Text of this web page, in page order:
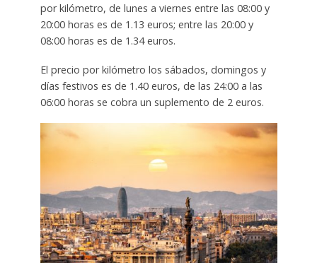
por kilómetro, de lunes a viernes entre las 08:00 y
20:00 horas es de 1.13 euros; entre las 20:00 y
08:00 horas es de 1.34 euros.
El precio por kilómetro los sábados, domingos y
días festivos es de 1.40 euros, de las 24:00 a las
06:00 horas se cobra un suplemento de 2 euros.